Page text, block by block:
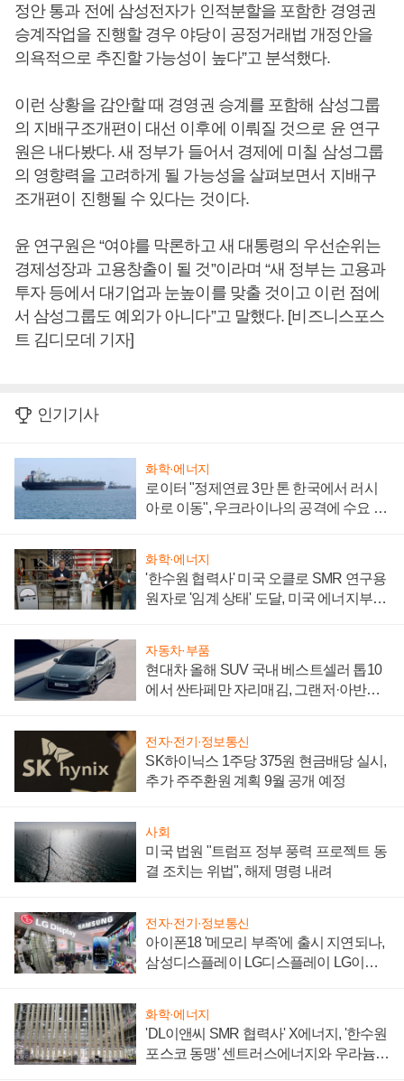
정안 통과 전에 삼성전자가 인적분할을 포함한 경영권
승계작업을 진행할 경우 야당이 공정거래법 개정안을
의욕적으로 추진할 가능성이 높다”고 분석했다.
이런 상황을 감안할 때 경영권 승계를 포함해 삼성그룹
의 지배구조개편이 대선 이후에 이뤄질 것으로 윤 연구
원은 내다봤다. 새 정부가 들어서 경제에 미칠 삼성그룹
의 영향력을 고려하게 될 가능성을 살펴보면서 지배구
조개편이 진행될 수 있다는 것이다.
윤 연구원은 “여야를 막론하고 새 대통령의 우선순위는
경제성장과 고용창출이 될 것”이라며 “새 정부는 고용과
투자 등에서 대기업과 눈높이를 맞출 것이고 이런 점에
서 삼성그룹도 예외가 아니다”고 말했다. [비즈니스포스
트 김디모데 기자]
인기기사
화학·에너지
로이터 "정제연료 3만 톤 한국에서 러시
아로 이동", 우크라이나의 공격에 수요 늘
화학·에너지
'한수원 협력사' 미국 오클로 SMR 연구용
원자로 '임계 상태' 도달, 미국 에너지부
자동차·부품
현대차 올해 SUV 국내 베스트셀러 톱10
에서 싼타페만 자리매김, 그랜저·아반떼
전자·전기·정보통신
SK하이닉스 1주당 375원 현금배당 실시,
추가 주주환원 계획 9월 공개 예정
사회
미국 법원 "트럼프 정부 풍력 프로젝트 동
결 조치는 위법", 해제 명령 내려
전자·전기·정보통신
아이폰18 '메모리 부족'에 출시 지연되나,
삼성디스플레이 LG디스플레이 LG이노
화학·에너지
'DL이앤씨 SMR 협력사' X에너지, '한수원
포스코 동맹' 센트러스에너지와 우라늄